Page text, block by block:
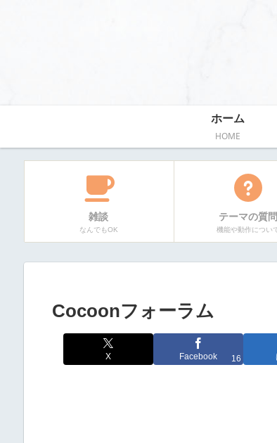
ホーム
HOME
雑談
なんでもOK
テーマの質問
機能や動作につい
Cocoonフォーラム
X Facebook 16